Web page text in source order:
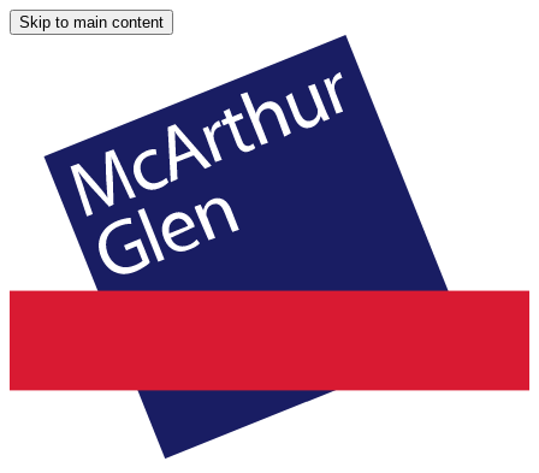
Skip to main content